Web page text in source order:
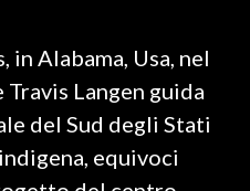
in Alabama, Usa, nel
Langen guida
del Sud degli Stati
equivoci